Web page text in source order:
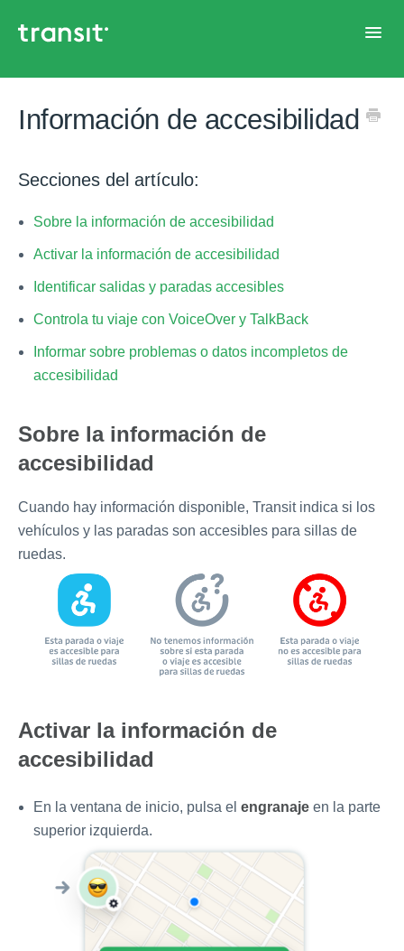
Información de accesibilidad
Secciones del artículo:
Sobre la información de accesibilidad
Activar la información de accesibilidad
Identificar salidas y paradas accesibles
Controla tu viaje con VoiceOver y TalkBack
Informar sobre problemas o datos incompletos de
accesibilidad
Sobre la información de
accesibilidad
Cuando hay información disponible, Transit indica si los
vehículos y las paradas son accesibles para sillas de
ruedas.
Activar la información de
accesibilidad
En la ventana de inicio, pulsa el engranaje en la parte
superior izquierda.